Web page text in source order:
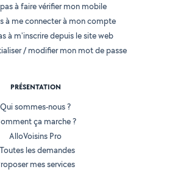
à faire vérifier mon mobile
à me connecter à mon compte
à m'inscrire depuis le site web
/ modifier mon mot de passe
PRÉSENTATION
Qui sommes-nous ?
ça marche ?
AlloVoisins Pro
Toutes les demandes
mes services